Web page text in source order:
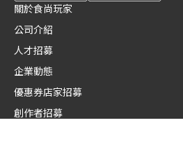
關於食尚玩家
公司介紹
人才招募
企業動態
優惠券店家招募
創作者招募